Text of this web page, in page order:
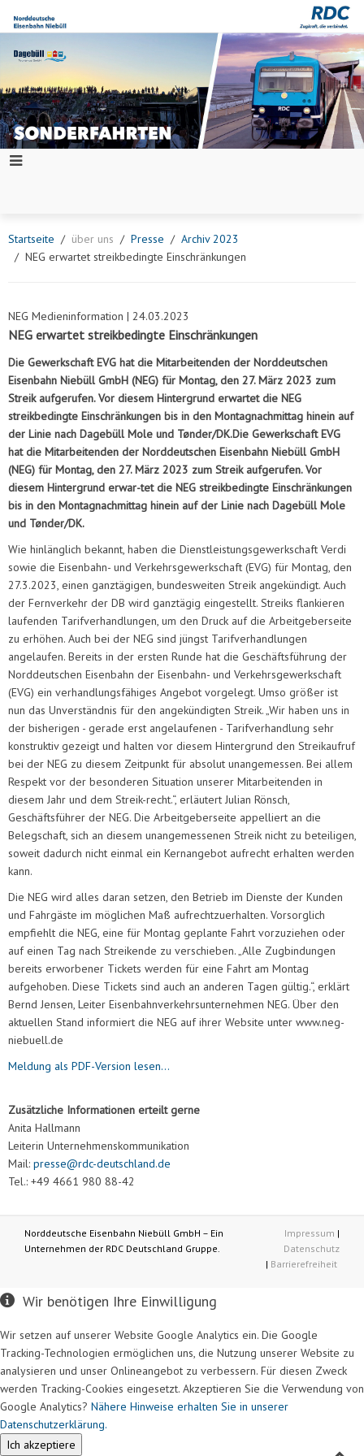
Startseite über uns Presse
Archiv 2023
NEG erwartet streikbedingte Einschränkungen
NEG Medieninformation | 24.03.2023
NEG erwartet streikbedingte Einschränkungen
Die Gewerkschaft EVG hat die Mitarbeitenden der Norddeutschen
Eisenbahn Niebüll GmbH (NEG) für Montag, den 27. März 2023 zum
Streik aufgerufen. Vor diesem Hintergrund erwartet die NEG
streikbedingte Einschränkungen bis in den Montagnachmittag hinein auf
der Linie nach Dagebüll Mole und Tønder/DK.Die Gewerkschaft EVG
hat die Mitarbeitenden der Norddeutschen Eisenbahn Niebüll GmbH
(NEG) für Montag, den 27. März 2023 zum Streik aufgerufen. Vor
diesem Hintergrund erwar-tet die NEG streikbedingte Einschränkungen
bis in den Montagnachmittag hinein auf der Linie nach Dagebüll Mole
und Tønder/DK.
Wie hinlänglich bekannt, haben die Dienstleistungsgewerkschaft Verdi
sowie die Eisenbahn- und Verkehrsgewerkschaft (EVG) für Montag, den
27.3.2023, einen ganztägigen, bundesweiten Streik angekündigt. Auch
der Fernverkehr der DB wird ganztägig eingestellt. Streiks flankieren
laufenden Tarifverhandlungen, um den Druck auf die Arbeitgeberseite
zu erhöhen. Auch bei der NEG sind jüngst Tarifverhandlungen
angelaufen. Bereits in der ersten Runde hat die Geschäftsführung der
Norddeutschen Eisenbahn der Eisenbahn- und Verkehrsgewerkschaft
(EVG) ein verhandlungsfähiges Angebot vorgelegt. Umso größer ist
nun das Unverständnis für den angekündigten Streik. „Wir haben uns in
der bisherigen - gerade erst angelaufenen - Tarifverhandlung sehr
konstruktiv gezeigt und halten vor diesem Hintergrund den Streikaufruf
bei der NEG zu diesem Zeitpunkt für absolut unangemessen. Bei allem
Respekt vor der besonderen Situation unserer Mitarbeitenden in
diesem Jahr und dem Streik-recht.“, erläutert Julian Rönsch,
Geschäftsführer der NEG. Die Arbeitgeberseite appelliert an die
Belegschaft, sich an diesem unangemessenen Streik nicht zu beteiligen,
soweit dadurch nicht einmal ein Kernangebot aufrecht erhalten werden
kann.
Die NEG wird alles daran setzen, den Betrieb im Dienste der Kunden
und Fahrgäste im möglichen Maß aufrechtzuerhalten. Vorsorglich
empfiehlt die NEG, eine für Montag geplante Fahrt vorzuziehen oder
auf einen Tag nach Streikende zu verschieben. „Alle Zugbindungen
bereits erworbener Tickets werden für eine Fahrt am Montag
aufgehoben. Diese Tickets sind auch an anderen Tagen gültig.“, erklärt
Bernd Jensen, Leiter Eisenbahnverkehrsunternehmen NEG. Über den
aktuellen Stand informiert die NEG auf ihrer Website unter www.neg-
niebuell.de
Meldung als PDF-Version lesen...
Zusätzliche Informationen erteilt gerne
Anita Hallmann
Leiterin Unternehmenskommunikation
Mail: presse@rdc-deutschland.de
Tel.: +49 4661 980 88-42
Norddeutsche Eisenbahn Niebüll GmbH – Ein
Unternehmen der RDC Deutschland Gruppe.
Impressum |
Datenschutz
| Barrierefreiheit
Wir benötigen Ihre Einwilligung
Wir setzen auf unserer Website Google Analytics ein. Die Google
Tracking-Technologien ermöglichen uns, die Nutzung unserer Website zu
analysieren und unser Onlineangebot zu verbessern. Für diesen Zweck
werden Tracking-Cookies eingesetzt. Akzeptieren Sie die Verwendung von
Google Analytics? Nähere Hinweise erhalten Sie in unserer
Datenschutzerklärung.